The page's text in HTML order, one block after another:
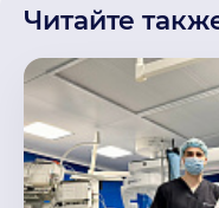
Читайте